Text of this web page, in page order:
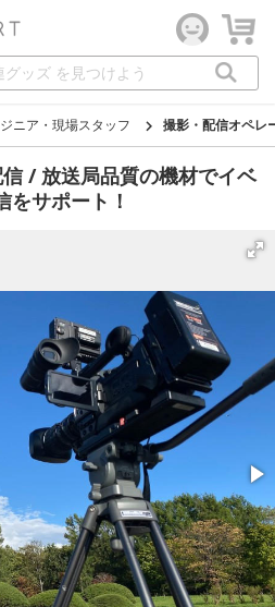
ニア・現場スタッフ 撮影・配信オペレ
信 / 放送局品質の機材でイベ
をサポート！